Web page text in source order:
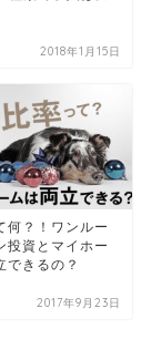
2018年1月15日
何？！ワンルー
投資とマイホー
できるの？
2017年9月23日